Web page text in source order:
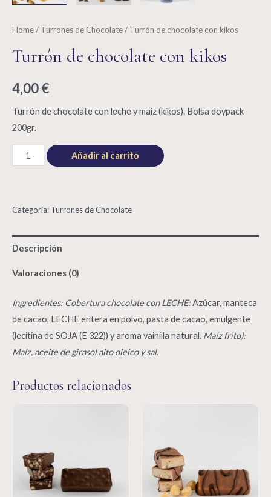
Home/ Turrones de Chocolate/ Turrón de chocolate con kikos
Turrón de chocolate con kikos
4,00€
Turrón de chocolate con leche y maíz (kikos). Bolsa doypack
200gr.
Turrón
de
quantity
Añadir al carrito
Categoría: Turrones de Chocolate
Descripción
Valoraciones (0)
Ingredientes: Cobertura chocolate con LECHE:Azúcar, manteca
de cacao, LECHE entera en polvo, pasta de cacao, emulgente
(lecitina de SOJA (E 322)) y aroma vainilla natural. Maíz frito):
Maíz, aceite de girasol alto oleico y sal.
Productos relacionados